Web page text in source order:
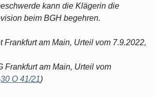
kann die Klägerin die
beim BGH begehren.
Frankfurt am Main, Urteil vom 7.9.2022,
Frankfurt am Main, Urteil vom
30 O 41/21)